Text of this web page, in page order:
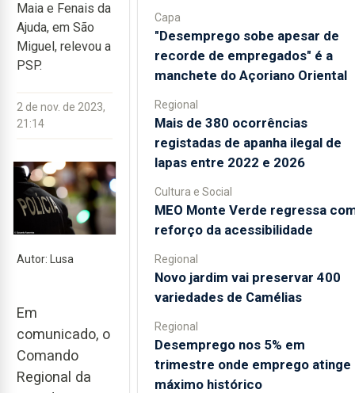
Maia e Fenais da
Ajuda, em São
Miguel, relevou a
PSP.
2 de nov. de 2023,
21:14
Autor: Lusa
Em
comunicado, o
Comando
Regional da
Capa
"Desemprego sobe apesar de
recorde de empregados" é a
manchete do Açoriano Oriental
Regional
Mais de 380 ocorrências
registadas de apanha ilegal de
lapas entre 2022 e 2026
Cultura e Social
MEO Monte Verde regressa
reforço da acessibilidade
Regional
Novo jardim vai preservar 400
variedades de Camélias
Regional
Desemprego nos 5% em
trimestre onde emprego atinge
máximo histórico